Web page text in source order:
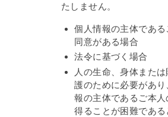
たしません。
個人情報の主体であ
同意がある場合
法令に基づく場合
人の生命、身体また
護のために必要があ
報の主体であるご本人
得ることが困難である